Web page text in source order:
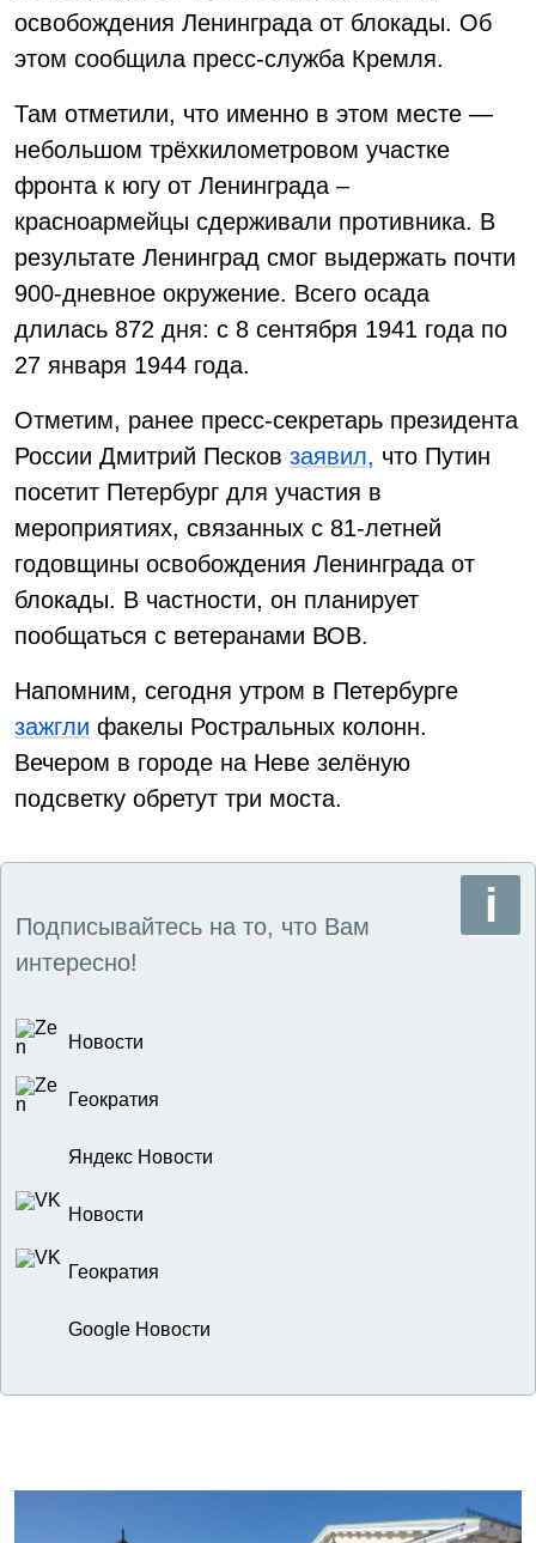
освобождения Ленинграда от блокады. Об
этом сообщила пресс-служба Кремля.
Там отметили, что именно в этом месте —
небольшом трёхкилометровом участке
фронта к югу от Ленинграда –
красноармейцы сдерживали противника. В
результате Ленинград смог выдержать почти
900-дневное окружение. Всего осада
длилась 872 дня: с 8 сентября 1941 года по
27 января 1944 года.
Отметим, ранее пресс-секретарь президента
России Дмитрий Песков заявил, что Путин
посетит Петербург для участия в
мероприятиях, связанных с 81-летней
годовщины освобождения Ленинграда от
блокады. В частности, он планирует
пообщаться с ветеранами ВОВ.
Напомним, сегодня утром в Петербурге
зажгли факелы Ростральных колонн.
Вечером в городе на Неве зелёную
подсветку обретут три моста.
Подписывайтесь на то, что Вам
интересно!
Новости
Геократия
Яндекс Новости
Новости
Геократия
Google Новости